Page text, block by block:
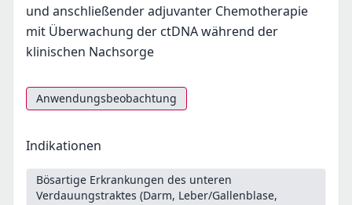
und anschließender adjuvanter Chemotherapie
mit Überwachung der ctDNA während der
klinischen Nachsorge
Anwendungsbeobachtung
Indikationen
Bösartige Erkrankungen des unteren
Verdauungstraktes (Darm, Leber/Gallenblase,